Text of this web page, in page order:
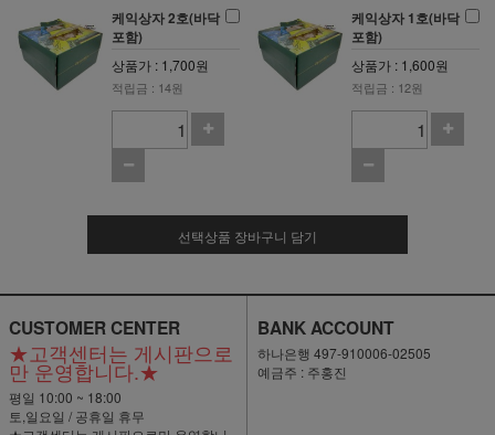
케익상자 2호(바닥
포함)
상품가 : 1,700원
적립금 : 14원
케익상자 1호(바닥
포함)
상품가 : 1,600원
적립금 : 12원
선택상품 장바구니 담기
CUSTOMER CENTER
★고객센터는 게시판으로
만 운영합니다.★
평일 10:00 ~ 18:00
토,일요일 / 공휴일 휴무
BANK ACCOUNT
하나은행 497-910006-02505
예금주 : 주홍진